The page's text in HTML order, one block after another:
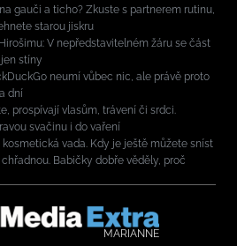
gauči a ticho? Zkuste s partnerem rutinu,
starou jiskru
V nepředstavitelném žáru se část
stíny
neumí vůbec nic, ale právě proto
dní
prospívají vlasům, trávení či srdci.
svačinu i do vaření
vada. Kdy je ještě můžete sníst
Babičky dobře věděly, proč
MARIANNE